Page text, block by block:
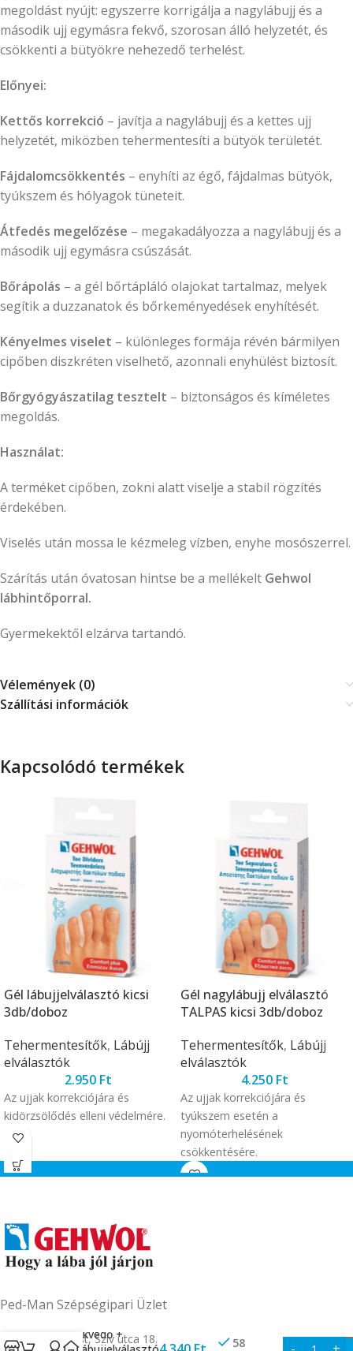
megoldást nyújt: egyszerre korrigálja a nagylábujj és a
második ujj egymásra fekvő, szorosan álló helyzetét, és
csökkenti a bütyökre nehezedő terhelést.
Előnyei:
Kettős korrekció – javítja a nagylábujj és a kettes ujj
helyzetét, miközben tehermentesíti a bütyök területét.
Fájdalomcsökkentés – enyhíti az égő, fájdalmas bütyök,
tyúkszem és hólyagok tüneteit.
Átfedés megelőzése – megakadályozza a nagylábujj és a
második ujj egymásra csúszását.
Bőrápolás – a gél bőrtápláló olajokat tartalmaz, melyek
segítik a duzzanatok és bőrkeményedések enyhítését.
Kényelmes viselet – különleges formája révén bármilyen
cipőben diszkréten viselhető, azonnali enyhülést biztosít.
Bőrgyógyászatilag tesztelt – biztonságos és kíméletes
megoldás.
Használat:
A terméket cipőben, zokni alatt viselje a stabil rögzítés
érdekében.
Viselés után mossa le kézmeleg vízben, enyhe mosószerrel.
Szárítás után óvatosan hintse be a mellékelt Gehwol
lábhintőporral.
Gyermekektől elzárva tartandó.
Vélemények (0)
Szállítási információk
Kapcsolódó termékek
Gél lábujjelválasztó kicsi
3db/doboz
Tehermentesítők, Lábújj
elválasztók
2.950 Ft
Az ujjak korrekciójára és
kidörzsölődés elleni védelmére.
Gél nagylábujj elválasztó
TALPAS kicsi 3db/doboz
Tehermentesítők, Lábújj
elválasztók
4.250 Ft
Az ujjak korrekciójára és
tyúkszem esetén a
nyomóterhelésének
csökkentésére.
Ped-Man Szépségipari Üzlet
1063 Budapest, Szív utca 18.
Bütyökvédő +
58